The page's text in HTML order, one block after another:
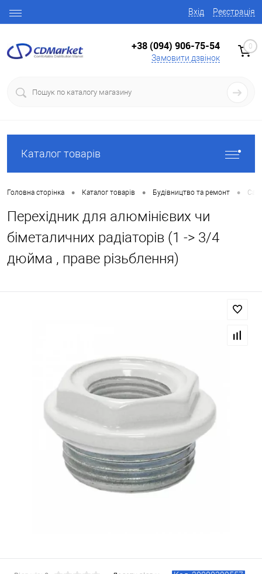
Вхід Реєстрація
+38 (094) 906-75-54
Замовити дзвінок
0
Каталог товарів
Головна сторінка • Каталог товарів • Будівництво та ремонт •
Перехідник для алюмінієвих чи
біметаличних радіаторів (1 -> 3/4
дюйма , праве різьблення)